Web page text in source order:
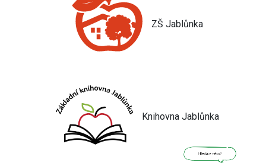
ZŠ Jablůnka
Knihovna Jablůnka
nazpaměť.